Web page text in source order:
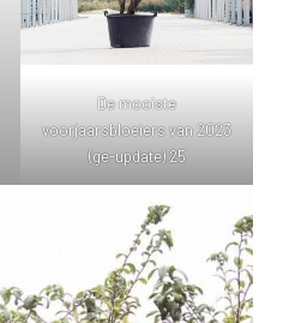
De mooiste
voorjaarsbloeiers van 2023
(ge-update) 25